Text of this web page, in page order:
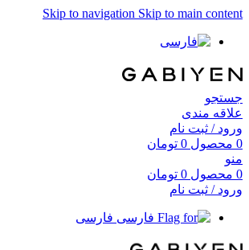
Skip to navigation Skip to main content
جستجو
علاقه مندی
ورود / ثبت نام
0 محصول 0 تومان
منو
0 محصول 0 تومان
ورود / ثبت نام
فارسی